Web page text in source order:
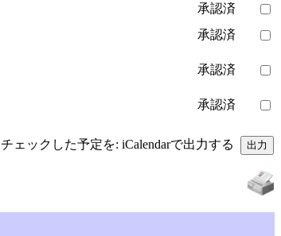
承認済
承認済
承認済
承認済
チェックした予定を: iCalendarで出力する